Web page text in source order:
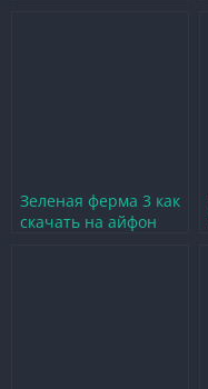
Зеленая ферма 3 как
скачать на айфон